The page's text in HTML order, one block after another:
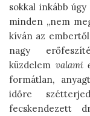
sokkal inkább
minden „nem
kíván az
nagy
küzdelem valami
formátlan,
időre
fecskendezett